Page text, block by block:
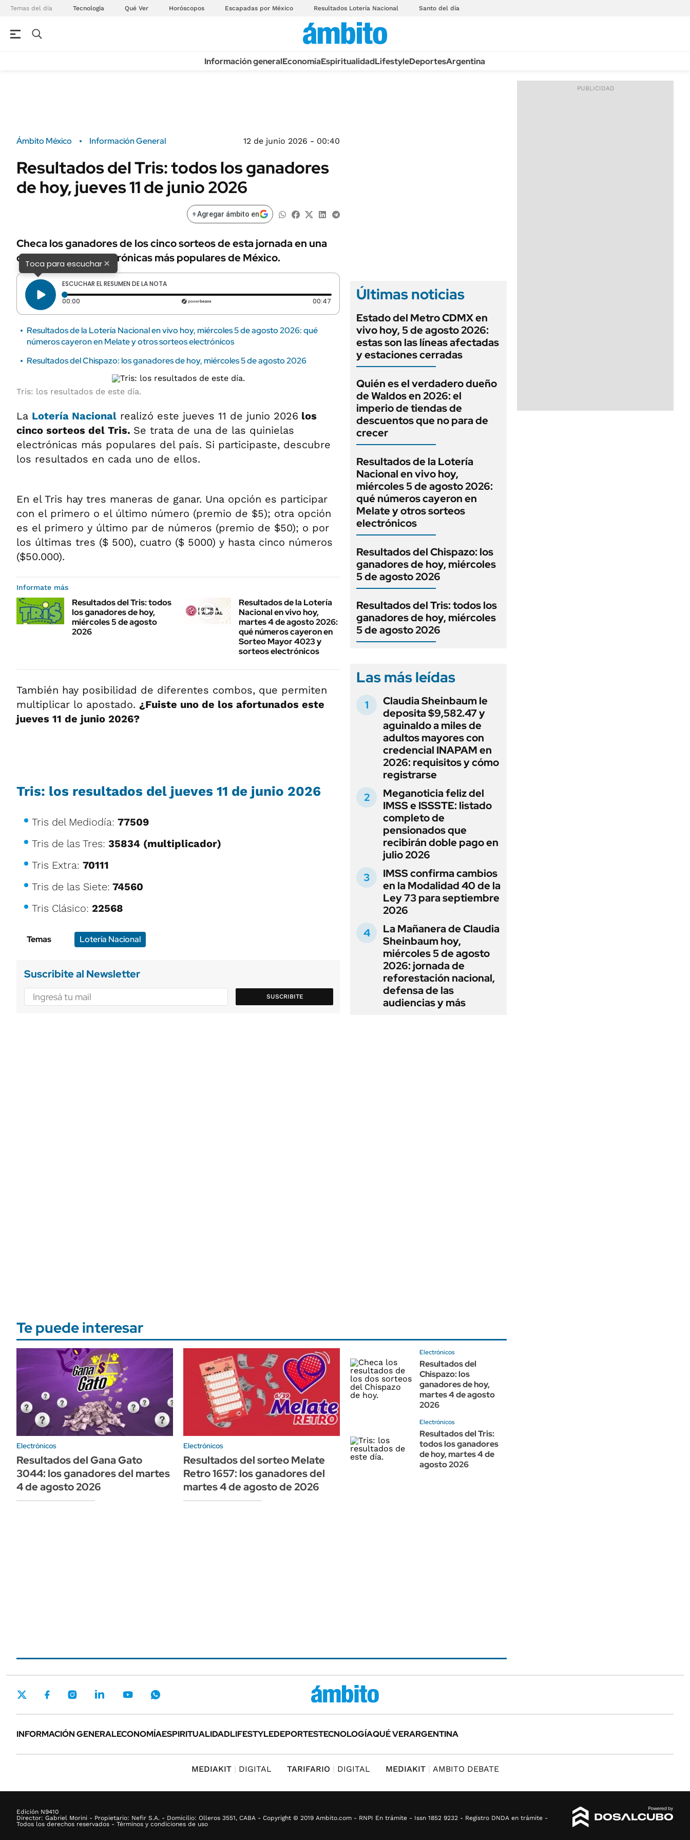
Temas del día Tecnología Qué Ver Horóscopos Escapadas por México Resultados Lotería Nacional Santo del día
Información generalEconomíaEspiritualidadLifestyleDeportesArgentina
Ámbito México Información General 12 de junio 2026 - 00:40
Resultados del Tris: todos los ganadores
de hoy, jueves 11 de junio 2026
+Agregar ámbito en
Checa los ganadores de los cinco sorteos de esta jornada en una
de las quinielas electrónicas más populares de México.
Toca para escuchar×
ESCUCHAR EL RESUMEN DE LA NOTA
00:00 Tiempo transcurrido: 0 segundos 00:47 Duración: 47 segundos
Resultados de la Lotería Nacional en vivo hoy, miércoles 5 de agosto 2026: qué
números cayeron en Melate y otros sorteos electrónicos
Resultados del Chispazo: los ganadores de hoy, miércoles 5 de agosto 2026
Tris: los resultados de este día.
La Lotería Nacional realizó este jueves 11 de junio 2026 los
cinco sorteos del Tris. Se trata de una de las quinielas
electrónicas más populares del país. Si participaste, descubre
los resultados en cada uno de ellos.
En el Tris hay tres maneras de ganar. Una opción es participar
con el primero o el último número (premio de $5); otra opción
es el primero y último par de números (premio de $50); o por
los últimas tres ($ 500), cuatro ($ 5000) y hasta cinco números
($50.000).
Informate más
Resultados del Tris: todos
los ganadores de hoy,
miércoles 5 de agosto
2026
Resultados de la Lotería
Nacional en vivo hoy,
martes 4 de agosto 2026:
qué números cayeron en
Sorteo Mayor 4023 y
sorteos electrónicos
También hay posibilidad de diferentes combos, que permiten
multiplicar lo apostado. ¿Fuiste uno de los afortunados este
jueves 11 de junio 2026?
Tris: los resultados del jueves 11 de junio 2026
Tris del Mediodía: 77509
Tris de las Tres: 35834 (multiplicador)
Tris Extra: 70111
Tris de las Siete: 74560
Tris Clásico: 22568
Temas Lotería Nacional
Suscribite al Newsletter
SUSCRIBITE
Últimas noticias
Estado del Metro CDMX en
vivo hoy, 5 de agosto 2026:
estas son las líneas afectadas
y estaciones cerradas
Quién es el verdadero dueño
de Waldos en 2026: el
imperio de tiendas de
descuentos que no para de
crecer
Resultados de la Lotería
Nacional en vivo hoy,
miércoles 5 de agosto 2026:
qué números cayeron en
Melate y otros sorteos
electrónicos
Resultados del Chispazo: los
ganadores de hoy, miércoles
5 de agosto 2026
Resultados del Tris: todos los
ganadores de hoy, miércoles
5 de agosto 2026
Las más leídas
Claudia Sheinbaum le
deposita $9,582.47 y
aguinaldo a miles de
adultos mayores con
credencial INAPAM en
2026: requisitos y cómo
registrarse
Meganoticia feliz del
IMSS e ISSSTE: listado
completo de
pensionados que
recibirán doble pago en
julio 2026
IMSS confirma cambios
en la Modalidad 40 de la
Ley 73 para septiembre
2026
La Mañanera de Claudia
Sheinbaum hoy,
miércoles 5 de agosto
2026: jornada de
reforestación nacional,
defensa de las
audiencias y más
Te puede interesar
Electrónicos
Resultados del Gana Gato
3044: los ganadores del martes
4 de agosto 2026
Electrónicos
Resultados del sorteo Melate
Retro 1657: los ganadores del
martes 4 de agosto de 2026
Electrónicos
Resultados del
Chispazo: los
ganadores de hoy,
martes 4 de agosto
2026
Electrónicos
Resultados del Tris:
todos los ganadores
de hoy, martes 4 de
agosto 2026
INFORMACIÓN GENERALECONOMÍAESPIRITUALIDADLIFESTYLEDEPORTESTECNOLOGÍAQUÉ VERARGENTINA
MEDIAKIT DIGITAL TARIFARIO DIGITAL MEDIAKIT AMBITO DEBATE
Edición N9410
Director: Gabriel Morini - Propietario: Nefir S.A. - Domicilio: Olleros 3551, CABA - Copyright © 2019 Ambito.com - RNPI En trámite - Issn 1852 9232 - Registro DNDA en trámite -
Todos los derechos reservados - Términos y condiciones de uso